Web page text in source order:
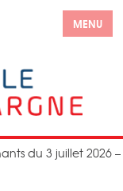
MENU
du 3 juillet 2026 –